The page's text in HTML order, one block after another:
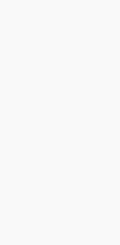
단체 여행이나
제주렌트카 보
동일한 차량이라도 보
사고
보상
카모아는 제주렌트카